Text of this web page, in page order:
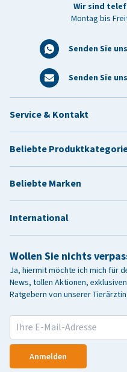
Wir sind
Montag bis
Senden Sie
Senden Sie
Wollen Sie nichts
Ja, hiermit möchte ich mich für
News, tollen Aktionen,
Ratgebern von unserer
Anmelden
Service & Kontakt
Beliebte
Beliebte Marken
International